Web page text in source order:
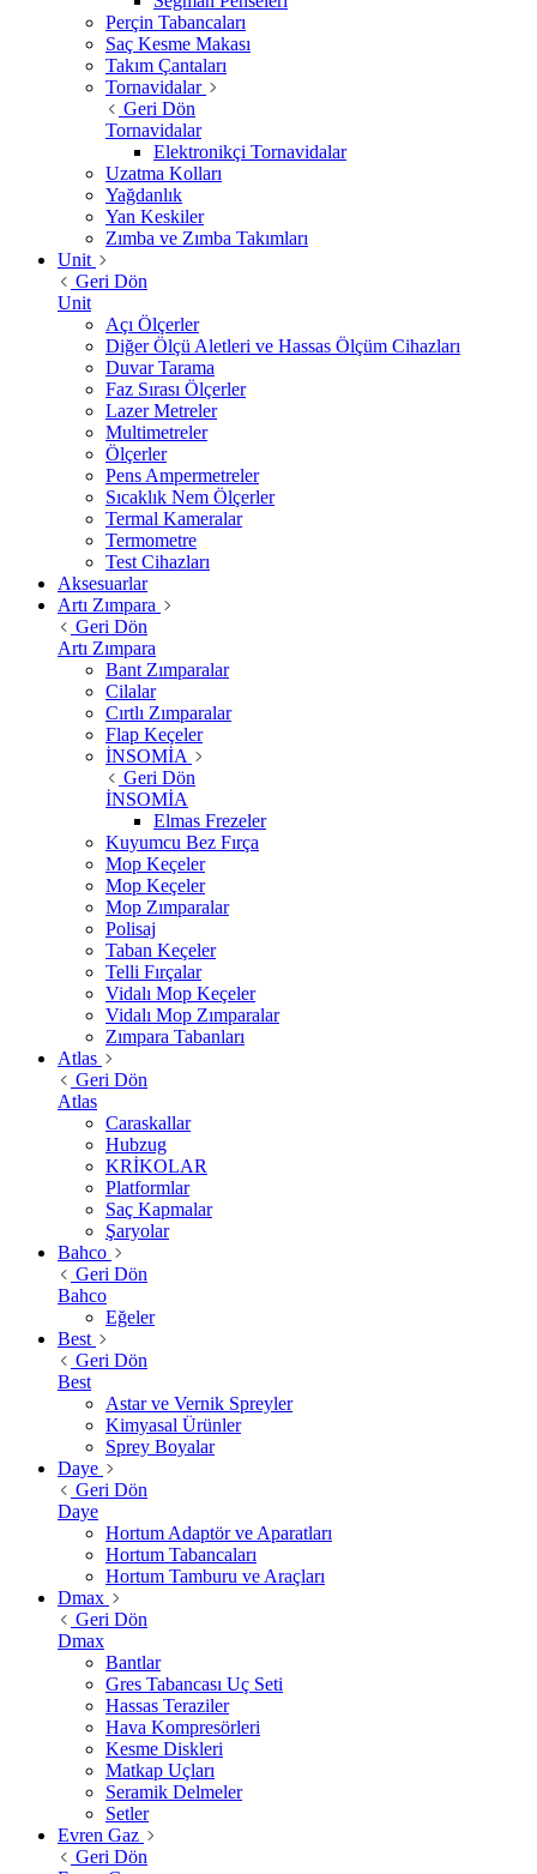
Perçin Tabancaları
Saç Kesme Makası
Takım Çantaları
Tornavidalar
Geri Dön
Tornavidalar
Elektronikçi Tornavidalar
Uzatma Kolları
Yağdanlık
Yan Keskiler
Zımba ve Zımba Takımları
Unit
Geri Dön
Unit
Açı Ölçerler
Diğer Ölçü Aletleri ve Hassas Ölçüm Cihazları
Duvar Tarama
Faz Sırası Ölçerler
Lazer Metreler
Multimetreler
Ölçerler
Pens Ampermetreler
Sıcaklık Nem Ölçerler
Termal Kameralar
Termometre
Test Cihazları
Aksesuarlar
Artı Zımpara
Geri Dön
Artı Zımpara
Bant Zımparalar
Cilalar
Cırtlı Zımparalar
Flap Keçeler
İNSOMİA
Geri Dön
İNSOMİA
Elmas Frezeler
Kuyumcu Bez Fırça
Mop Keçeler
Mop Keçeler
Mop Zımparalar
Polisaj
Taban Keçeler
Telli Fırçalar
Vidalı Mop Keçeler
Vidalı Mop Zımparalar
Zımpara Tabanları
Atlas
Geri Dön
Atlas
Caraskallar
Hubzug
KRİKOLAR
Platformlar
Saç Kapmalar
Şaryolar
Bahco
Geri Dön
Bahco
Eğeler
Best
Geri Dön
Best
Astar ve Vernik Spreyler
Kimyasal Ürünler
Sprey Boyalar
Daye
Geri Dön
Daye
Hortum Adaptör ve Aparatları
Hortum Tabancaları
Hortum Tamburu ve Araçları
Dmax
Geri Dön
Dmax
Bantlar
Gres Tabancası Uç Seti
Hassas Teraziler
Hava Kompresörleri
Kesme Diskleri
Matkap Uçları
Seramik Delmeler
Setler
Evren Gaz
Geri Dön